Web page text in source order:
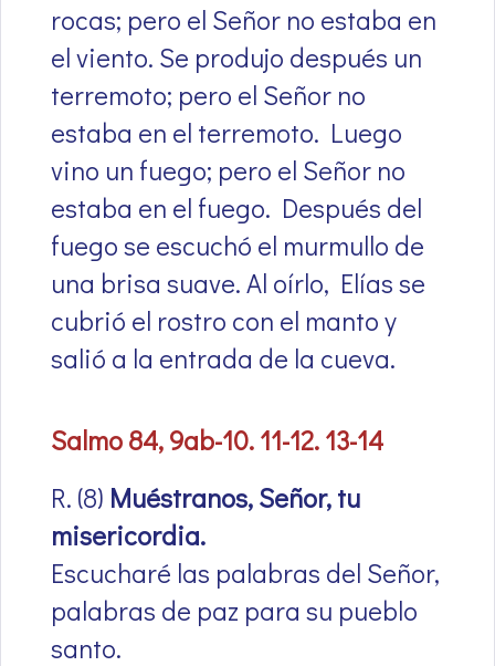
rocas; pero el Señor no estaba en
el viento. Se produjo después un
terremoto; pero el Señor no
estaba en el terremoto. Luego
vino un fuego; pero el Señor no
estaba en el fuego. Después del
fuego se escuchó el murmullo de
una brisa suave. Al oírlo, Elías se
cubrió el rostro con el manto y
salió a la entrada de la cueva.
Salmo 84, 9ab-10. 11-12. 13-14
R. (8) Muéstranos, Señor, tu
misericordia.
Escucharé las palabras del Señor,
palabras de paz para su pueblo
santo.